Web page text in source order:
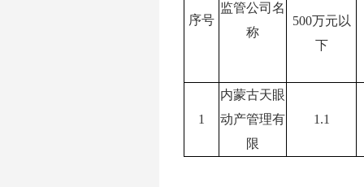
序号
监管公司名
称
500万元以
下
1
内蒙古天眼
动产管理有
限
1.1